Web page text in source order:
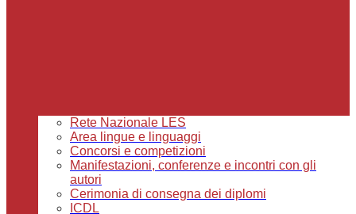
Rete Nazionale LES
Area lingue e linguaggi
Concorsi e competizioni
Manifestazioni, conferenze e incontri con gli
autori
Cerimonia di consegna dei diplomi
ICDL